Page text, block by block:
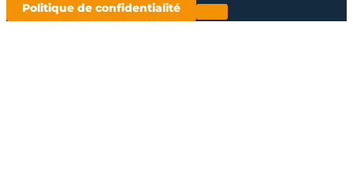
Politique de confidentialité